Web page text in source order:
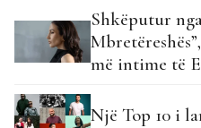
Shkëputur
më intime të
Një Top 10 i